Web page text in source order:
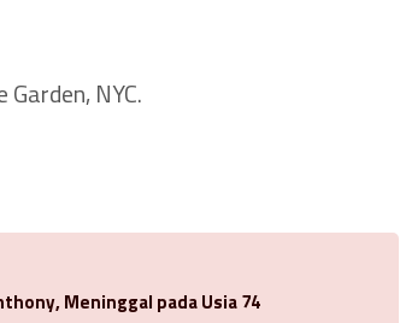
NYC.
Meninggal pada Usia 74